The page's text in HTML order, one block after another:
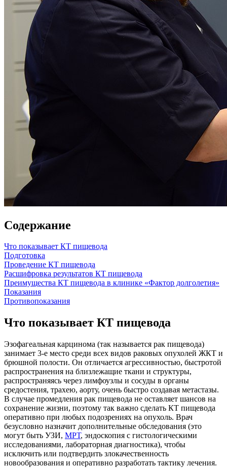
Содержание
Что показывает КТ пищевода
Подготовка
Проведение КТ пищевода
Расшифровка результатов КТ пищевода
Преимущества КТ пищевода в клинике «Фактор долголетия»
Показания
Противопоказания
Что показывает КТ пищевода
Эзофагеальная карцинома (так называется рак пищевода)
занимает 3-е место среди всех видов раковых опухолей ЖКТ и
брюшной полости. Он отличается агрессивностью, быстротой
распространения на близлежащие ткани и структуры,
распространяясь через лимфоузлы и сосуды в органы
средостения, трахею, аорту, очень быстро создавая метастазы.
В случае промедления рак пищевода не оставляет шансов на
сохранение жизни, поэтому так важно сделать КТ пищевода
оперативно при любых подозрениях на опухоль. Врач
безусловно назначит дополнительные обследования (это
могут быть УЗИ, МРТ, эндоскопия с гистологическими
исследованиями, лабораторная диагностика), чтобы
исключить или подтвердить злокачественность
новообразования и оперативно разработать тактику лечения.